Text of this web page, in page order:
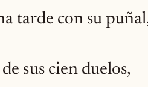
tarde con su
sus cien duelos,